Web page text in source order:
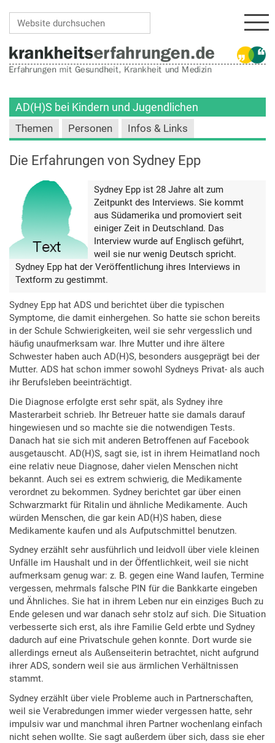
AD(H)S bei Kindern und Jugendlichen
Themen Personen Infos & Links
Die Erfahrungen von Sydney Epp
Sydney Epp ist 28 Jahre alt zum
Zeitpunkt des Interviews. Sie kommt
aus Südamerika und promoviert seit
einiger Zeit in Deutschland. Das
Interview wurde auf Englisch geführt,
weil sie nur wenig Deutsch spricht.
Sydney Epp hat der Veröffentlichung ihres Interviews in
Textform zu gestimmt.
Sydney Epp hat ADS und berichtet über die typischen
Symptome, die damit einhergehen. So hatte sie schon bereits
in der Schule Schwierigkeiten, weil sie sehr vergesslich und
häufig unaufmerksam war. Ihre Mutter und ihre ältere
Schwester haben auch AD(H)S, besonders ausgeprägt bei der
Mutter. ADS hat schon immer sowohl Sydneys Privat- als auch
ihr Berufsleben beeinträchtigt.
Die Diagnose erfolgte erst sehr spät, als Sydney ihre
Masterarbeit schrieb. Ihr Betreuer hatte sie damals darauf
hingewiesen und so machte sie die notwendigen Tests.
Danach hat sie sich mit anderen Betroffenen auf Facebook
ausgetauscht. AD(H)S, sagt sie, ist in ihrem Heimatland noch
eine relativ neue Diagnose, daher vielen Menschen nicht
bekannt. Auch sei es extrem schwierig, die Medikamente
verordnet zu bekommen. Sydney berichtet gar über einen
Schwarzmarkt für Ritalin und ähnliche Medikamente. Auch
würden Menschen, die gar kein AD(H)S haben, diese
Medikamente kaufen und als Aufputschmittel benutzen.
Sydney erzählt sehr ausführlich und leidvoll über viele kleinen
Unfälle im Haushalt und in der Öffentlichkeit, weil sie nicht
aufmerksam genug war: z. B. gegen eine Wand laufen, Termine
vergessen, mehrmals falsche PIN für die Bankkarte eingeben
und Ähnliches. Sie hat in ihrem Leben nur ein einziges Buch zu
Ende gelesen und war danach sehr stolz auf sich. Die Situation
verbesserte sich erst, als ihre Familie Geld erbte und Sydney
dadurch auf eine Privatschule gehen konnte. Dort wurde sie
allerdings erneut als Außenseiterin betrachtet, nicht aufgrund
ihrer ADS, sondern weil sie aus ärmlichen Verhältnissen
stammt.
Sydney erzählt über viele Probleme auch in Partnerschaften,
weil sie Verabredungen immer wieder vergessen hatte, sehr
impulsiv war und manchmal ihren Partner wochenlang einfach
nicht sehen wollte. Sie sagt außerdem über sich, dass sie eher